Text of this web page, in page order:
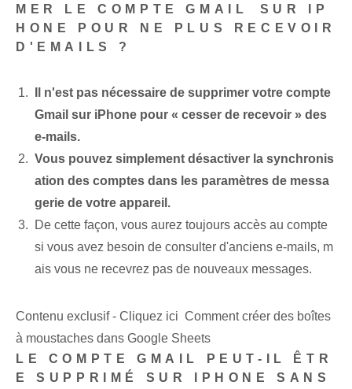
MER LE COMPTE GMAIL⁣ SUR IP
HONE POUR NE PLUS RECEVOIR
D'EMAILS ?
Il n'est pas nécessaire de supprimer votre compte
Gmail⁤ sur iPhone pour « cesser de recevoir » des
e-mails.
Vous pouvez simplement désactiver la synchronis
ation des comptes dans les paramètres de messa
gerie de votre appareil.
De cette façon, vous aurez toujours accès au compte
si vous avez besoin de consulter d'anciens e-mails, m
ais vous ne recevrez pas de nouveaux messages.
Contenu exclusif - Cliquez ici Comment créer des boîtes
à moustaches dans Google Sheets
LE COMPTE GMAIL PEUT-IL ÊTR
E SUPPRIMÉ SUR IPHONE SANS